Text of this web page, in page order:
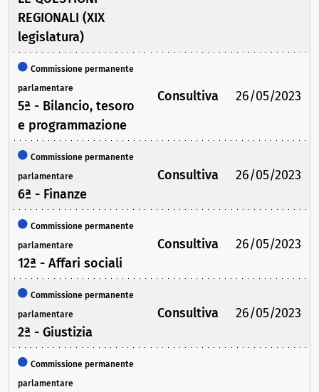
REGIONALI (XIX
legislatura)
Commissione permanente
parlamentare
5ª - Bilancio, tesoro
e programmazione
Consultiva 26/05/2023
Commissione permanente
parlamentare
6ª - Finanze
Consultiva 26/05/2023
Commissione permanente
parlamentare
12ª - Affari sociali
Consultiva 26/05/2023
Commissione permanente
parlamentare
2ª - Giustizia
Consultiva 26/05/2023
Commissione permanente
parlamentare